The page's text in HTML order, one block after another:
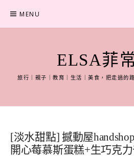
content
MENU
ELSA菲
旅行｜親子｜教育｜生活｜美食，把走過的
[淡水甜點] 撼動屋
開心莓慕斯蛋糕+生巧克